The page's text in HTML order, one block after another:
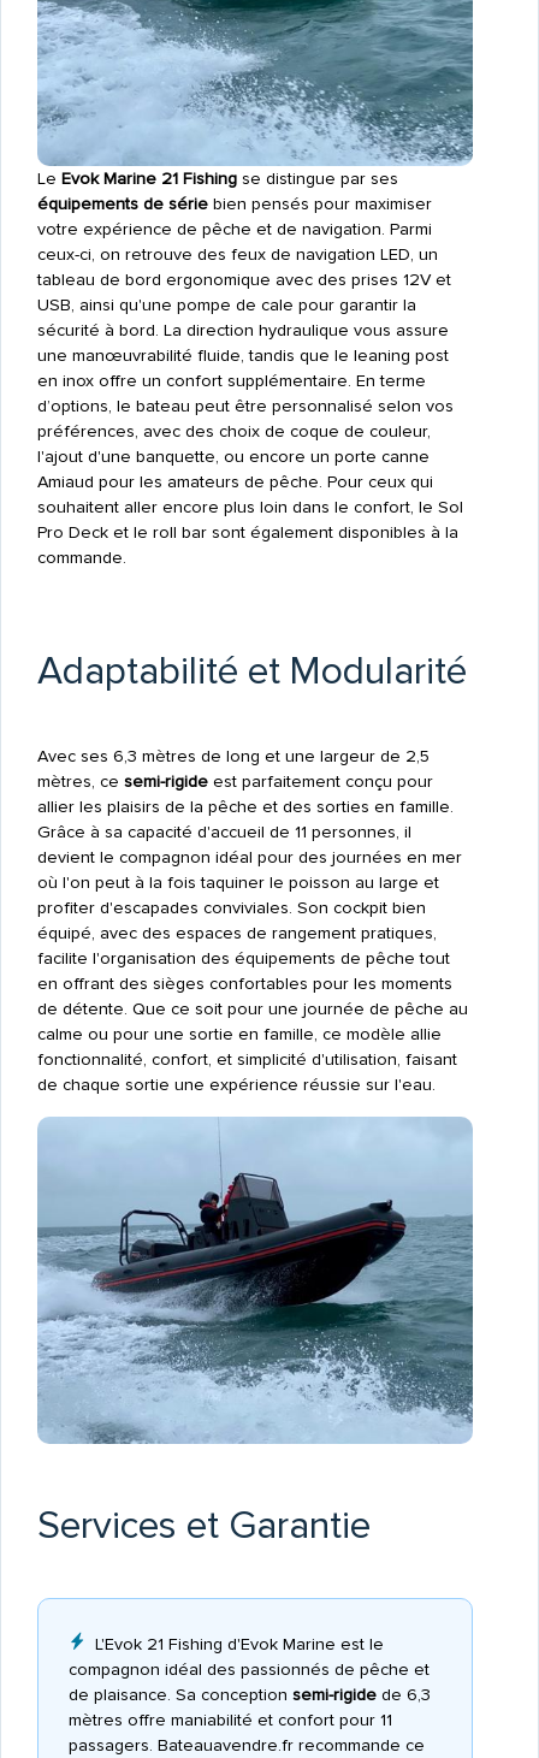
Le Evok Marine 21 Fishingse distingue par ses
équipements de sériebien pensés pour maximiser
votre expérience de pêche et de navigation. Parmi
ceux-ci, on retrouve des feux de navigation LED, un
tableau de bord ergonomique avec des prises 12V et
USB, ainsi qu'une pompe de cale pour garantir la
sécurité à bord. La direction hydraulique vous assure
une manœuvrabilité fluide, tandis que le leaning post
en inox offre un confort supplémentaire. En terme
d’options, le bateau peut être personnalisé selon vos
préférences, avec des choix de coque de couleur,
l'ajout d'une banquette, ou encore un porte canne
Amiaud pour les amateurs de pêche. Pour ceux qui
souhaitent aller encore plus loin dans le confort, le Sol
Pro Deck et le roll bar sont également disponibles à la
commande.
Adaptabilité et Modularité
Avec ses 6,3 mètres de long et une largeur de 2,5
mètres, ce semi-rigideest parfaitement conçu pour
allier les plaisirs de la pêche et des sorties en famille.
Grâce à sa capacité d'accueil de 11 personnes, il
devient le compagnon idéal pour des journées en mer
où l'on peut à la fois taquiner le poisson au large et
profiter d'escapades conviviales. Son cockpit bien
équipé, avec des espaces de rangement pratiques,
facilite l'organisation des équipements de pêche tout
en offrant des sièges confortables pour les moments
de détente. Que ce soit pour une journée de pêche au
calme ou pour une sortie en famille, ce modèle allie
fonctionnalité, confort, et simplicité d'utilisation, faisant
de chaque sortie une expérience réussie sur l'eau.
Services et Garantie
L'Evok 21 Fishing d'Evok Marine est le
compagnon idéal des passionnés de pêche et
de plaisance. Sa conception semi-rigidede 6,3
mètres offre maniabilité et confort pour 11
passagers. Bateauavendre.fr recommande ce